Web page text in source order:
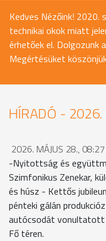
Kedves Nézőink!
technikai okok miatt
érhetőek el. Dolgozunk
Megértésüket
HÍRADÓ - 2026.
2026. MÁJUS 28., 08:27
-Nyitottság és
Szimfonikus Zenekar,
és húsz - Kettős
pénteki gálán
autócsodát vonultatott
Fő téren.